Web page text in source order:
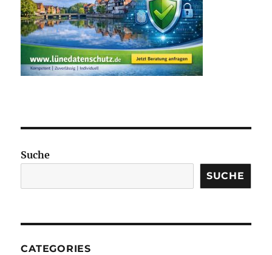
Suche
SUCHE
CATEGORIES